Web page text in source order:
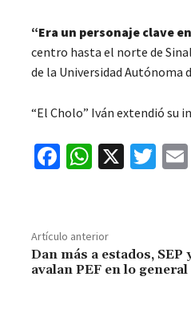
“Era un personaje clave
centro hasta el norte de
de la Universidad Autónoma
“El Cholo” Iván extendió su
Fa
o
o
k
W
sA
p
p
X
T
Artículo anterior
Dan más a estados,
avalan PEF en lo general